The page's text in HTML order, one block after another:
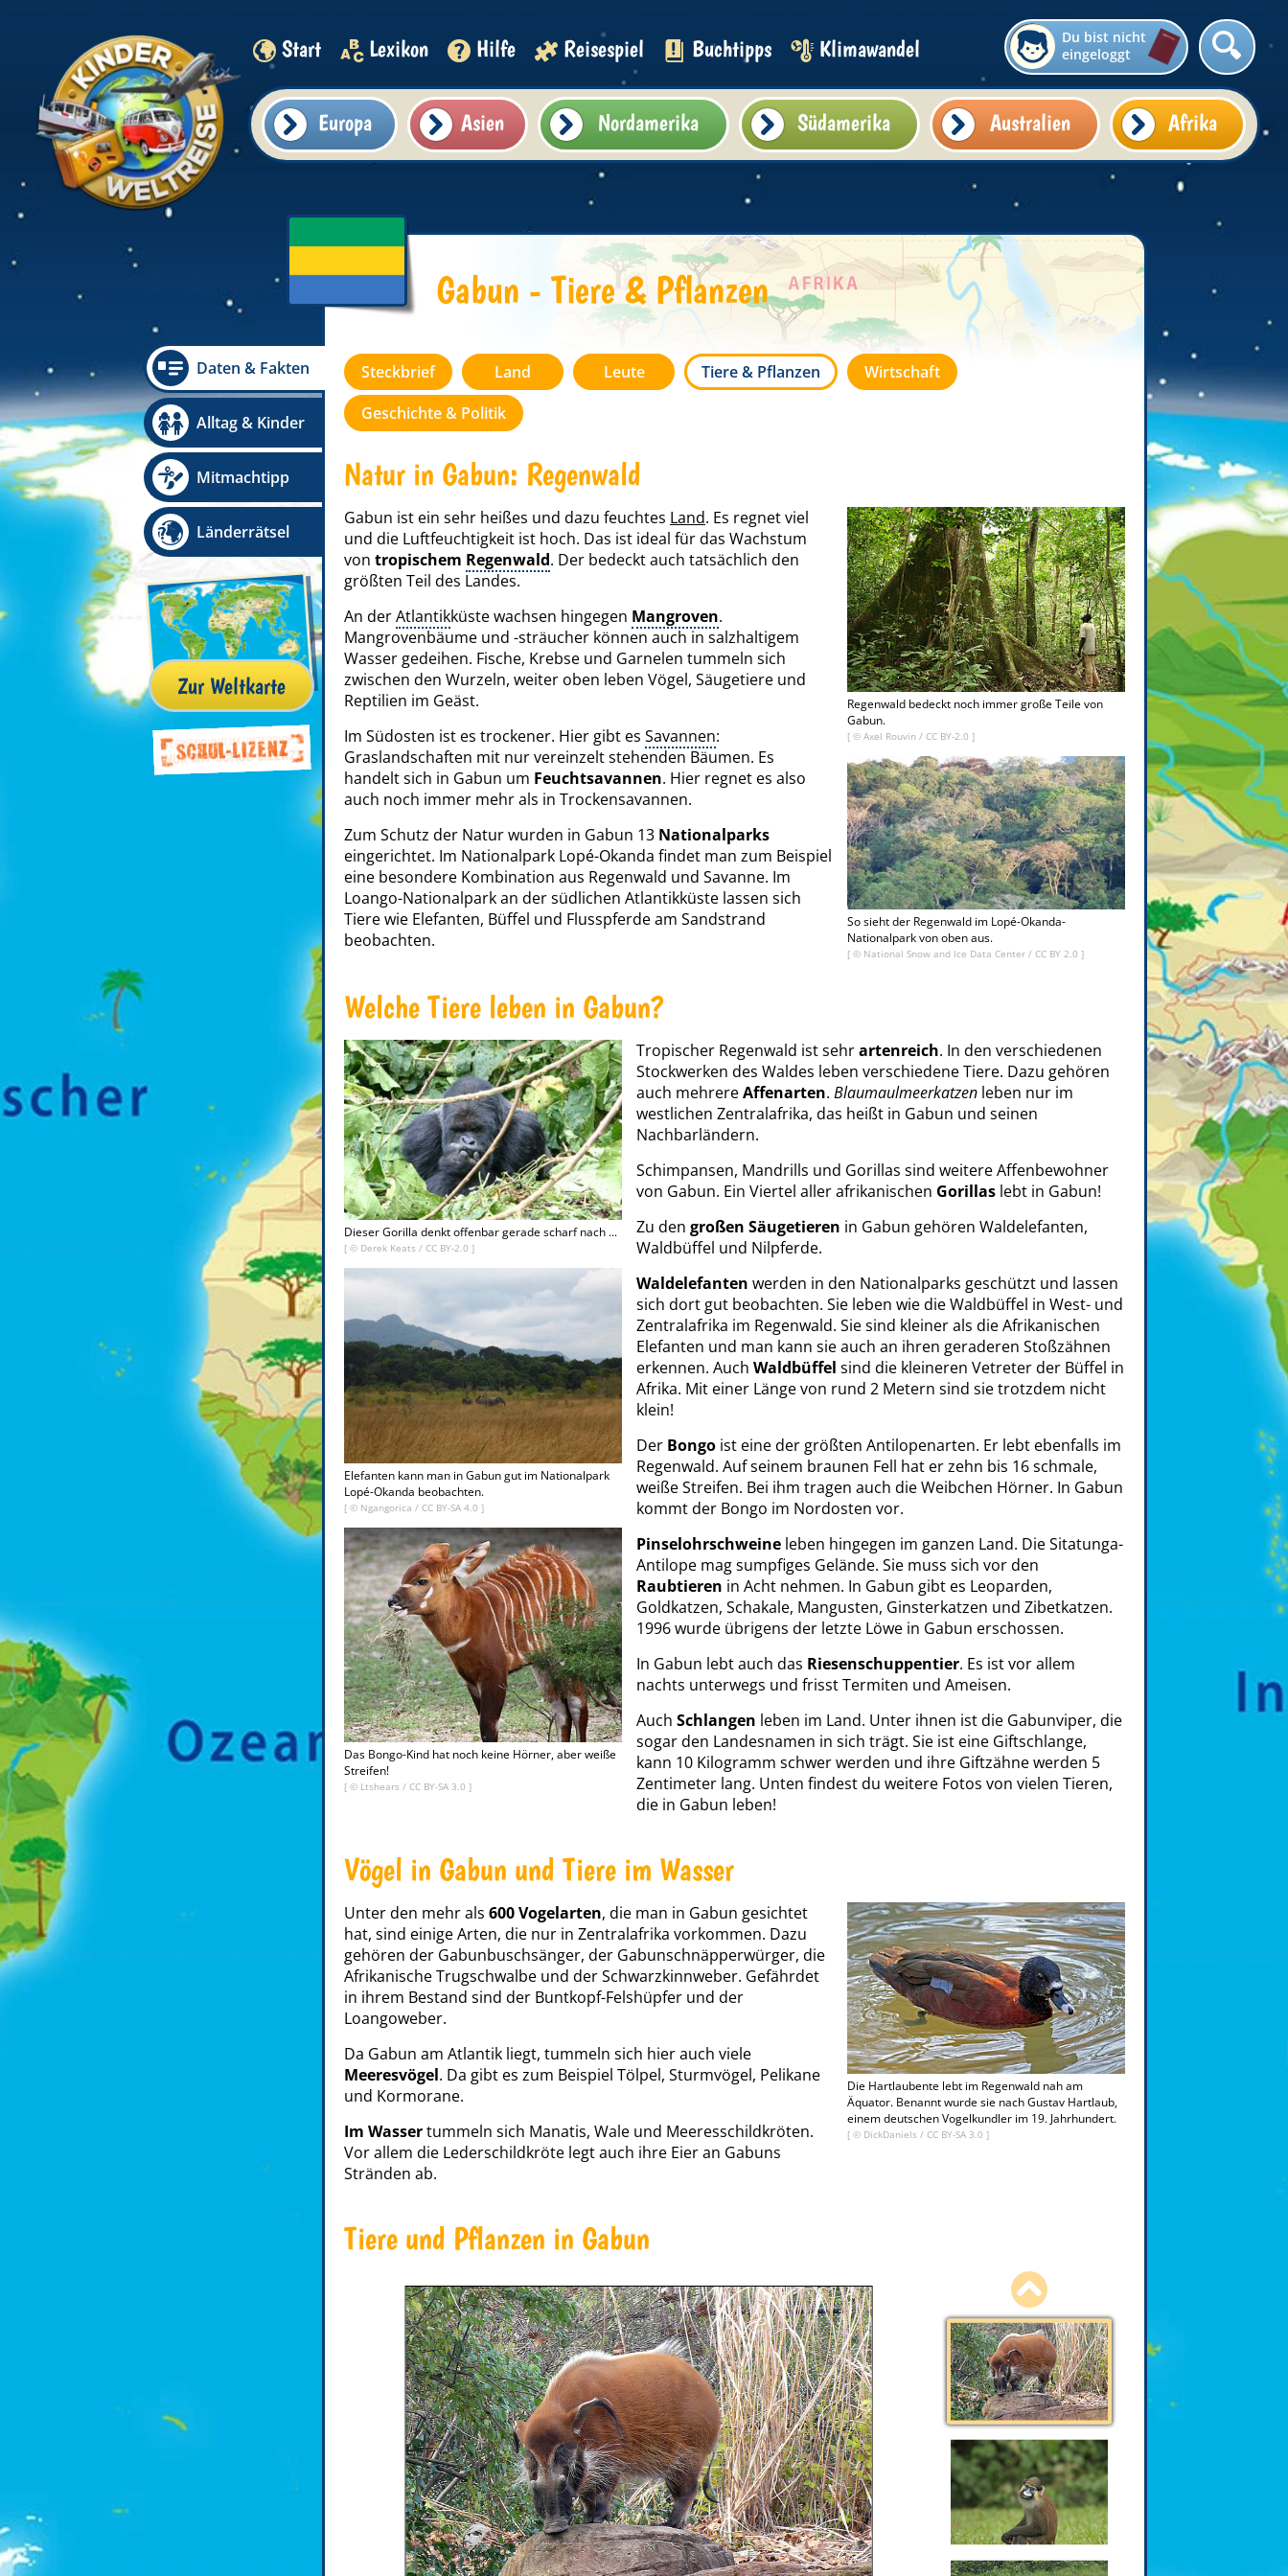
Start Lexikon Hilfe Reisespiel Buchtipps Klimawandel
Du bist nicht
eingeloggt
Europa Asien Nordamerika Südamerika Australien Afrika
Daten & Fakten
Alltag & Kinder
Mitmachtipp
Länderrätsel
Zur Weltkarte
Gabun - Tiere & Pflanzen
Steckbrief Land Leute Tiere & Pflanzen
Wirtschaft
Geschichte & Politik
Natur in Gabun: Regenwald
Regenwald bedeckt noch immer große Teile von
Gabun.
[ © Axel Rouvin / CC BY-2.0 ]
So sieht der Regenwald im Lopé-Okanda-
Nationalpark von oben aus.
[ © National Snow and Ice Data Center / CC BY 2.0 ]
Gabun ist ein sehr heißes und dazu feuchtes Land. Es regnet viel
und die Luftfeuchtigkeit ist hoch. Das ist ideal für das Wachstum
von tropischem Regenwald. Der bedeckt auch tatsächlich den
größten Teil des Landes.
An derAtlantikküste wachsen hingegen Mangroven.
Mangrovenbäume und -sträucher können auch in salzhaltigem
Wasser gedeihen. Fische, Krebse und Garnelen tummeln sich
zwischen den Wurzeln, weiter oben leben Vögel, Säugetiere und
Reptilien im Geäst.
Im Südosten ist es trockener. Hier gibt es Savannen:
Graslandschaften mit nur vereinzelt stehenden Bäumen. Es
handelt sich in Gabun um Feuchtsavannen. Hier regnet es also
auch noch immer mehr als in Trockensavannen.
Zum Schutz der Natur wurden in Gabun 13 Nationalparks
eingerichtet. Im Nationalpark Lopé-Okanda findet man zum Beispiel
eine besondere Kombination aus Regenwald und Savanne. Im
Loango-Nationalpark an der südlichen Atlantikküste lassen sich
Tiere wie Elefanten, Büffel und Flusspferde am Sandstrand
beobachten.
Welche Tiere leben in Gabun?
Dieser Gorilla denkt offenbar gerade scharf nach ...
[ © Derek Keats / CC BY-2.0 ]
Elefanten kann man in Gabun gut im Nationalpark
Lopé-Okanda beobachten.
[ © Ngangorica / CC BY-SA 4.0 ]
Das Bongo-Kind hat noch keine Hörner, aber weiße
Streifen!
[ © Ltshears / CC BY-SA 3.0 ]
Tropischer Regenwald ist sehrartenreich. In den verschiedenen
Stockwerken des Waldes leben verschiedene Tiere. Dazu gehören
auch mehrereAffenarten. Blaumaulmeerkatzen leben nur im
westlichen Zentralafrika, das heißt in Gabun und seinen
Nachbarländern.
Schimpansen, Mandrills und Gorillas sind weitere Affenbewohner
von Gabun. Ein Viertel aller afrikanischen Gorillas lebt in Gabun!
Zu den großen Säugetieren in Gabun gehören Waldelefanten,
Waldbüffel und Nilpferde.
Waldelefanten werden in den Nationalparks geschützt und lassen
sich dort gut beobachten. Sie leben wie die Waldbüffel in West- und
Zentralafrika im Regenwald. Sie sind kleiner als die Afrikanischen
Elefanten und man kann sie auch an ihren geraderen Stoßzähnen
erkennen. Auch Waldbüffel sind die kleineren Vetreter der Büffel in
Afrika. Mit einer Länge von rund 2 Metern sind sie trotzdem nicht
klein!
Der Bongo ist eine der größten Antilopenarten. Er lebt ebenfalls im
Regenwald. Auf seinem braunen Fell hat er zehn bis 16 schmale,
weiße Streifen. Bei ihm tragen auch die Weibchen Hörner. In Gabun
kommt der Bongo im Nordosten vor.
Pinselohrschweine leben hingegen im ganzen Land. Die Sitatunga-
Antilope mag sumpfiges Gelände. Sie muss sich vor den
Raubtieren in Acht nehmen. In Gabun gibt es Leoparden,
Goldkatzen, Schakale, Mangusten, Ginsterkatzen und Zibetkatzen.
1996 wurde übrigens der letzte Löwe in Gabun erschossen.
In Gabun lebt auch das Riesenschuppentier. Es ist vor allem
nachts unterwegs und frisst Termiten und Ameisen.
Auch Schlangen leben im Land. Unter ihnen ist die Gabunviper, die
sogar den Landesnamen in sich trägt. Sie ist eine Giftschlange,
kann 10 Kilogramm schwer werden und ihre Giftzähne werden 5
Zentimeter lang. Unten findest du weitere Fotos von vielen Tieren,
die in Gabun leben!
Vögel in Gabun und Tiere im Wasser
Die Hartlaubente lebt im Regenwald nah am
Äquator. Benannt wurde sie nach Gustav Hartlaub,
einem deutschen Vogelkundler im 19. Jahrhundert.
[ © DickDaniels / CC BY-SA 3.0 ]
Unter den mehr als 600 Vogelarten, die man in Gabun gesichtet
hat, sind einige Arten, die nur in Zentralafrika vorkommen. Dazu
gehören der Gabunbuschsänger, der Gabunschnäpperwürger, die
Afrikanische Trugschwalbe und der Schwarzkinnweber. Gefährdet
in ihrem Bestand sind der Buntkopf-Felshüpfer und der
Loangoweber.
Da Gabun am Atlantik liegt, tummeln sich hier auch viele
Meeresvögel. Da gibt es zum Beispiel Tölpel, Sturmvögel, Pelikane
und Kormorane.
Im Wassertummeln sich Manatis, Wale und Meeresschildkröten.
Vor allem die Lederschildkröte legt auch ihre Eier an Gabuns
Stränden ab.
Tiere und Pflanzen in Gabun